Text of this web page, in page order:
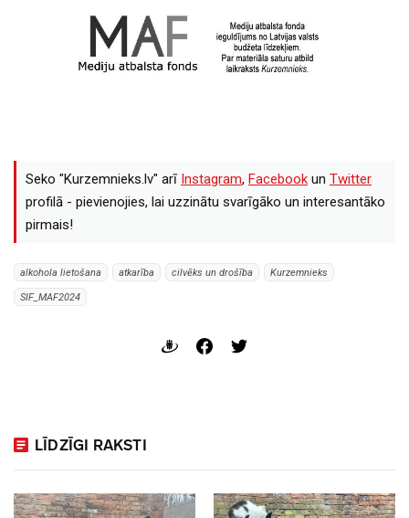
Seko "Kurzemnieks.lv" arī Instagram, Facebook un Twitter
profilā - pievienojies, lai uzzinātu svarīgāko un interesantāko
pirmais!
alkohola lietošana atkarība cilvēks un drošība Kurzemnieks
SIF_MAF2024
LĪDZĪGI RAKSTI